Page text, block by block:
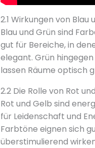
2.1 Wirkungen von Blau
Blau und Grün sind
gut für Bereiche, in
elegant. Grün
lassen Räume optisch
2.2 Die Rolle von Rot
Rot und Gelb sind
für Leidenschaft und
Farbtöne eignen sich
überstimulierend